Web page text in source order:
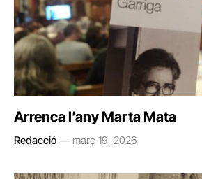
Arrenca l’any Marta Mata
Redacció març 19, 2026